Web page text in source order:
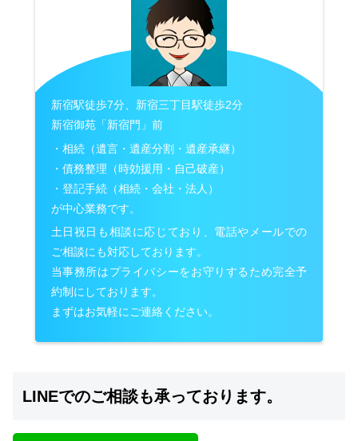
新宿駅徒歩7分、新宿三丁目駅徒歩2分
新宿御苑「新宿門」前
・相続（遺言・遺産分割・遺産承継）
・債務整理（時効援用・自己破産）
・登記手続（相続・会社・法人）
が中心業務です。
土日祝日も相談に応じており、電話やメールでの
ご相談にも対応しております。
当事務所はプライバシーをお守りするため完全予
約制にしております。
まずはお気軽にご連絡ください。
LINEでのご相談も承っております。